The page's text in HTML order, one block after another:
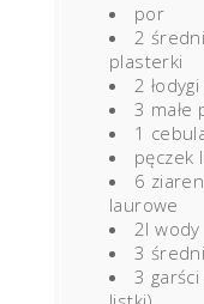
por
2
plasterki
2
3 małe
1
pęczek
6
laurowe
2l wody
3
3